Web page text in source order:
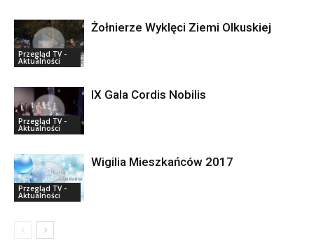
Przegląd TV -
Aktualności
Żołnierze Wyklęci Ziemi Olkuskiej
Przegląd TV -
Aktualności
IX Gala Cordis Nobilis
Przegląd TV -
Aktualności
Wigilia Mieszkańców 2017